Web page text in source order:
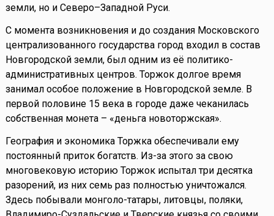
земли, но и Северо–Западной Руси.
С момента возникновения и до создания Московского
централизованного государства город входил в состав
Новгородской земли, был одним из её политико-
административных центров. Торжок долгое время
занимал особое положение в Новгородской земле. В
первой половине 15 века в городе даже чеканилась
собственная монета – «деньга новоторжская».
География и экономика Торжка обеспечивали ему
постоянный приток богатств. Из-за этого за свою
многовековую историю Торжок испытал три десятка
разорений, из них семь раз полностью уничтожался.
Здесь побывали монголо-татары, литовцы, поляки,